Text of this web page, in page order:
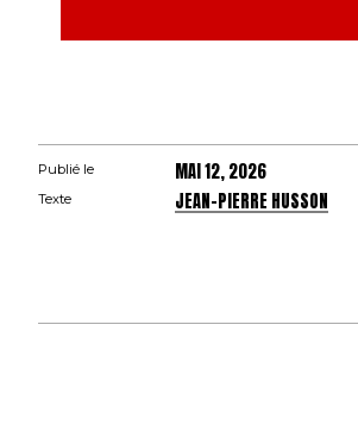
Publié le MAI 12, 2026
Texte JEAN-PIERRE HUSSON